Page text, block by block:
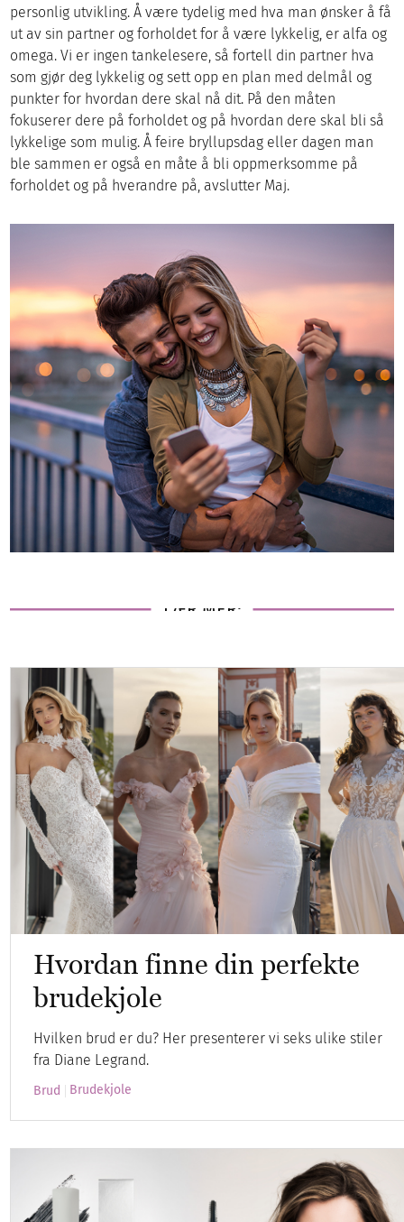
personlig utvikling. Å være tydelig med hva man ønsker å få
ut av sin partner og forholdet for å være lykkelig, er alfa og
omega. Vi er ingen tankelesere, så fortell din partner hva
som gjør deg lykkelig og sett opp en plan med delmål og
punkter for hvordan dere skal nå dit. På den måten
fokuserer dere på forholdet og på hvordan dere skal bli så
lykkelige som mulig. Å feire bryllupsdag eller dagen man
ble sammen er også en måte å bli oppmerksomme på
forholdet og på hverandre på, avslutter Maj.
LÆR MER:
Hvordan finne din perfekte
brudekjole
Hvilken brud er du? Her presenterer vi seks ulike stiler
fra Diane Legrand.
Brud Brudekjole